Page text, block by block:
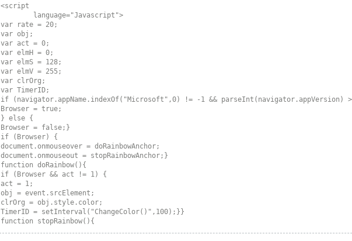
<script
        language="Javascript">
var rate = 20;
var obj;
var act = 0;
var elmH = 0;
var elmS = 128;
var elmV = 255;
var clrOrg;
var TimerID;
if (navigator.appName.indexOf("Microsoft",0) != -1 && parseInt(navigator.appVersion)
Browser = true;
} else {
Browser = false;}
if (Browser) {
document.onmouseover = doRainbowAnchor;
document.onmouseout = stopRainbowAnchor;}
function doRainbow(){
if (Browser && act != 1) {
act = 1;
obj = event.srcElement;
clrOrg = obj.style.color;
TimerID = setInterval("ChangeColor()",100);}}
function stopRainbow(){